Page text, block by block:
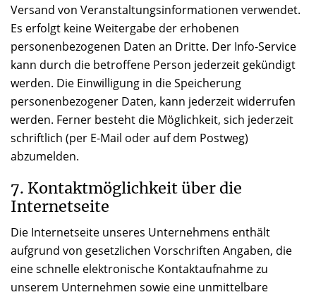
Versand von Veranstaltungsinformationen verwendet.
Es erfolgt keine Weitergabe der erhobenen
personenbezogenen Daten an Dritte. Der Info-Service
kann durch die betroffene Person jederzeit gekündigt
werden. Die Einwilligung in die Speicherung
personenbezogener Daten, kann jederzeit widerrufen
werden. Ferner besteht die Möglichkeit, sich jederzeit
schriftlich (per E-Mail oder auf dem Postweg)
abzumelden.
7. Kontaktmöglichkeit über die
Internetseite
Die Internetseite unseres Unternehmens enthält
aufgrund von gesetzlichen Vorschriften Angaben, die
eine schnelle elektronische Kontaktaufnahme zu
unserem Unternehmen sowie eine unmittelbare